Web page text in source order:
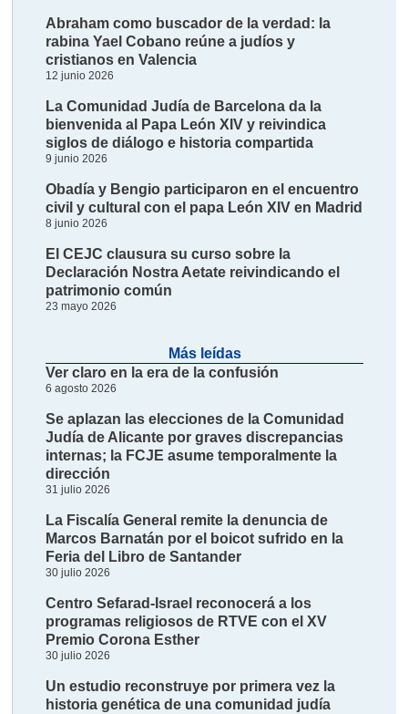
Abraham como buscador de la verdad: la
rabina Yael Cobano reúne a judíos y
cristianos en Valencia
12 junio 2026
La Comunidad Judía de Barcelona da la
bienvenida al Papa León XIV y reivindica
siglos de diálogo e historia compartida
9 junio 2026
Obadía y Bengio participaron en el encuentro
civil y cultural con el papa León XIV en Madrid
8 junio 2026
El CEJC clausura su curso sobre la
Declaración Nostra Aetate reivindicando el
patrimonio común
23 mayo 2026
Más leídas
Ver claro en la era de la confusión
6 agosto 2026
Se aplazan las elecciones de la Comunidad
Judía de Alicante por graves discrepancias
internas; la FCJE asume temporalmente la
dirección
31 julio 2026
La Fiscalía General remite la denuncia de
Marcos Barnatán por el boicot sufrido en la
Feria del Libro de Santander
30 julio 2026
Centro Sefarad-Israel reconocerá a los
programas religiosos de RTVE con el XV
Premio Corona Esther
30 julio 2026
Un estudio reconstruye por primera vez la
historia genética de una comunidad judía